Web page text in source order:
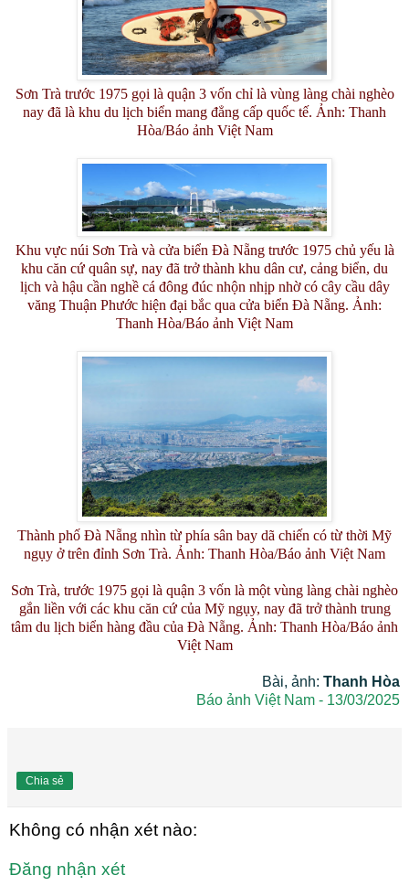
Sơn Trà trước 1975 gọi là quận 3 vốn chỉ là vùng làng chài nghèo
nay đã là khu du lịch biển mang đẳng cấp quốc tế. Ảnh: Thanh
Hòa/Báo ảnh Việt Nam
Khu vực núi Sơn Trà và cửa biển Đà Nẵng trước 1975 chủ yếu là
khu căn cứ quân sự, nay đã trở thành khu dân cư, cảng biển, du
lịch và hậu cần nghề cá đông đúc nhộn nhịp nhờ có cây cầu dây
văng Thuận Phước hiện đại bắc qua cửa biển Đà Nẵng. Ảnh:
Thanh Hòa/Báo ảnh Việt Nam
Thành phố Đà Nẵng nhìn từ phía sân bay dã chiến có từ thời Mỹ
ngụy ở trên đỉnh Sơn Trà. Ảnh: Thanh Hòa/Báo ảnh Việt Nam
Sơn Trà, trước 1975 gọi là quận 3 vốn là một vùng làng chài nghèo
gắn liền với các khu căn cứ của Mỹ ngụy, nay đã trở thành trung
tâm du lịch biển hàng đầu của Đà Nẵng. Ảnh: Thanh Hòa/Báo ảnh
Việt Nam
Bài, ảnh: Thanh Hòa
Báo ảnh Việt Nam - 13/03/2025
Chia sẻ
Không có nhận xét nào:
Đăng nhận xét